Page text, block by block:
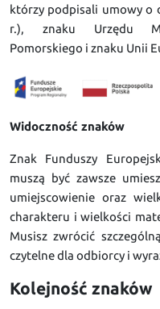
którzy podpisali umowy o
r.), znaku Urzędu
Pomorskiego i znaku Unii
Widoczność znaków
Znak Funduszy
muszą być zawsze
umiejscowienie oraz
charakteru i wielkości
Musisz zwrócić
czytelne dla odbiorcy i
Kolejność znaków